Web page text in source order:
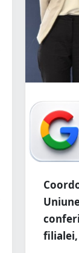
filialei,